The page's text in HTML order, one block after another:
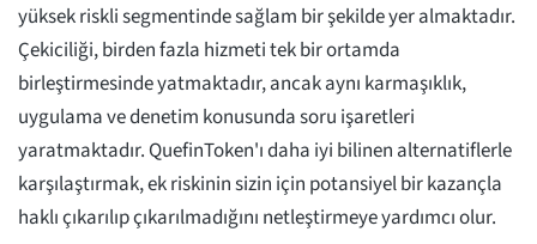
yüksek riskli segmentinde sağlam bir şekilde yer almaktadır.
Çekiciliği, birden fazla hizmeti tek bir ortamda
birleştirmesinde yatmaktadır, ancak aynı karmaşıklık,
uygulama ve denetim konusunda soru işaretleri
yaratmaktadır. QuefinToken'ı daha iyi bilinen alternatiflerle
karşılaştırmak, ek riskinin sizin için potansiyel bir kazançla
haklı çıkarılıp çıkarılmadığını netleştirmeye yardımcı olur.